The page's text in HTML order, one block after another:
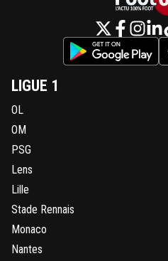
LIGUE 1
OL
OM
PSG
Lens
Lille
Stade Rennais
Monaco
Nantes